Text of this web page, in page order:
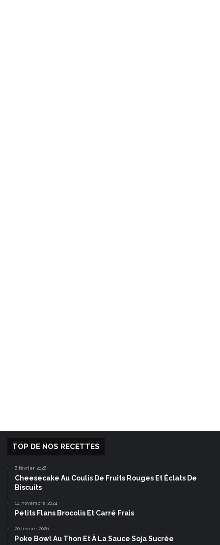
TOP DE NOS RECETTES
6 février 2026
Cheesecake Au Coulis De Fruits Rouges Et Éclats De
Biscuits
14 novembre 2024
Petits Flans Brocolis Et Carré Frais
20 février 2026
Poke Bowl Au Thon Et À La Sauce Soja Sucrée